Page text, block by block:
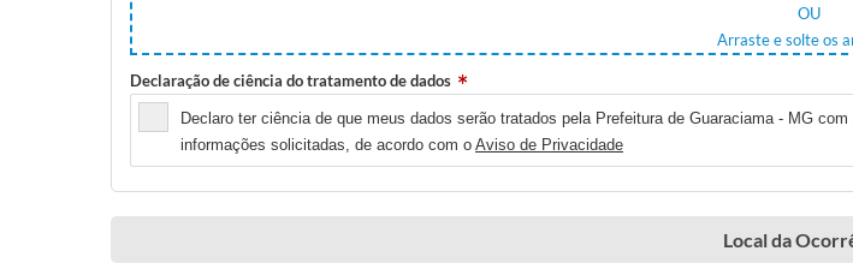
OU
Arraste e solte os
Declaração de ciência do tratamento de dados
Declaro ter ciência de que meus dados serão tratados pela Prefeitura de Guaraciama - MG
informações solicitadas, de acordo com o Aviso de Privacidade
Local da